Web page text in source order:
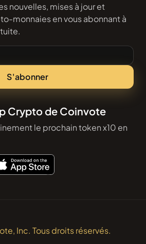
nouvelles, mises à jour et
monnaies en vous abonnant à
S'abonner
Crypto de Coinvote
le prochain token x10 en
Inc. Tous droits réservés.